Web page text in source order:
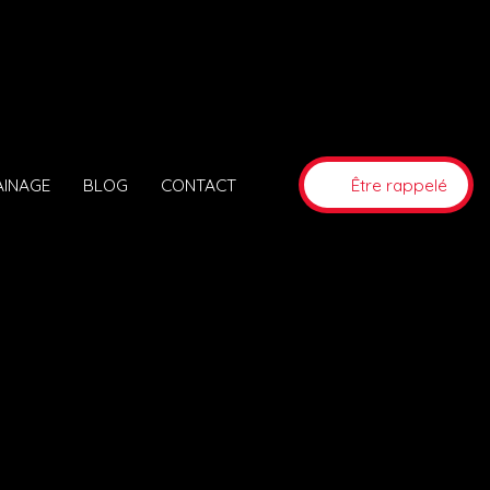
BLOG CONTACT Être rappelé